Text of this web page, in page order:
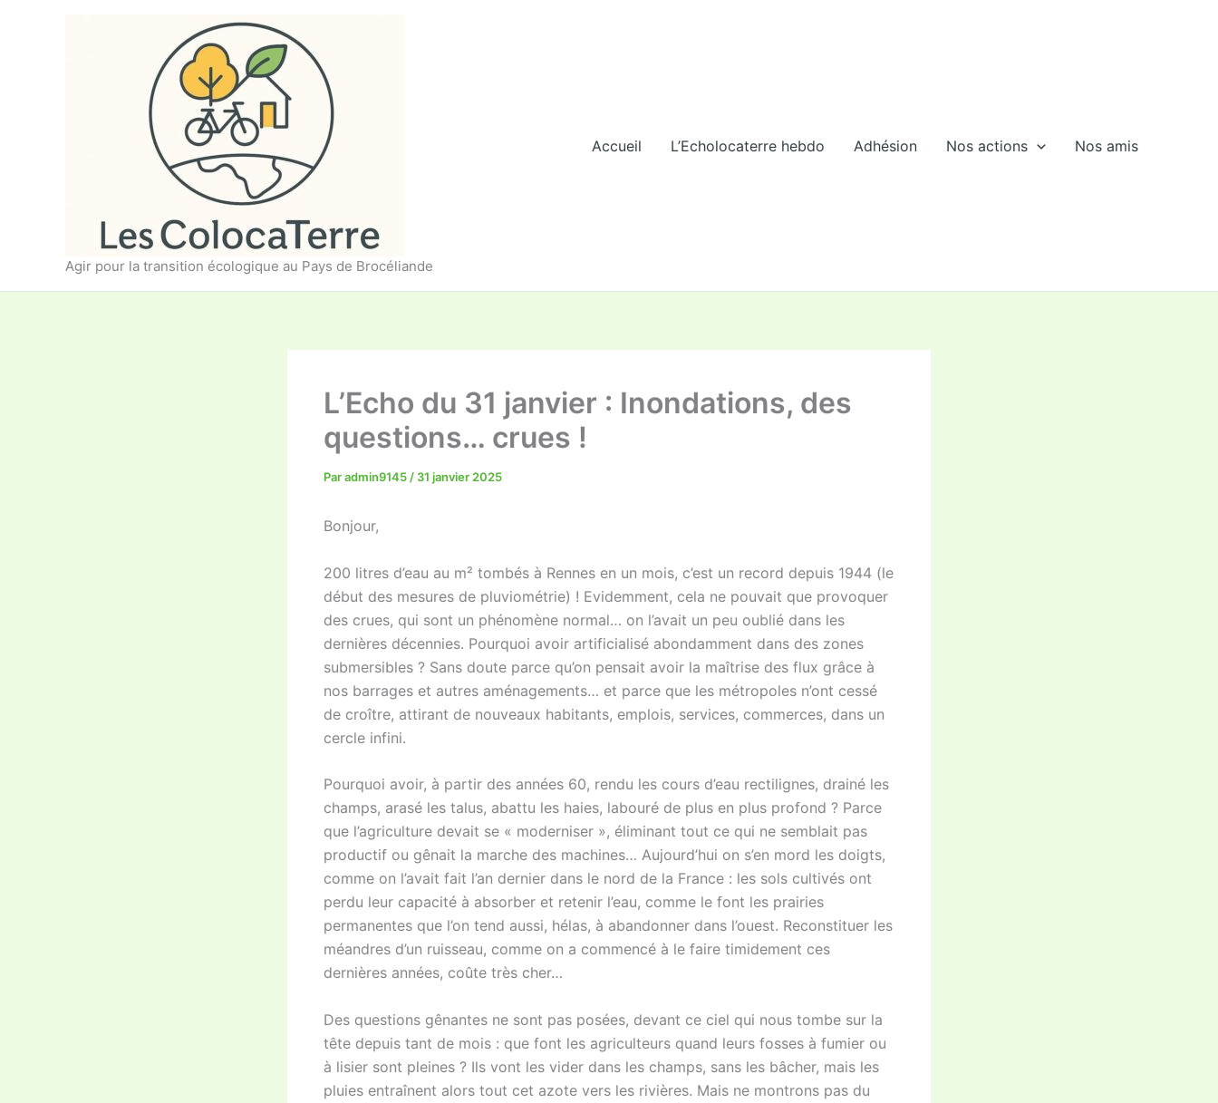
Agir pour la transition écologique au Pays de Brocéliande
Accueil L’Echolocaterre hebdo Adhésion Nos actions Nos amis
L’Echo du 31 janvier : Inondations, des
questions… crues !
Paradmin9145 / 31 janvier 2025
Bonjour,
200 litres d’eau au m² tombés à Rennes en un mois, c’est un record depuis 1944 (le
début des mesures de pluviométrie) ! Evidemment, cela ne pouvait que provoquer
des crues, qui sont un phénomène normal… on l’avait un peu oublié dans les
dernières décennies. Pourquoi avoir artificialisé abondamment dans des zones
submersibles ? Sans doute parce qu’on pensait avoir la maîtrise des flux grâce à
nos barrages et autres aménagements… et parce que les métropoles n’ont cessé
de croître, attirant de nouveaux habitants, emplois, services, commerces, dans un
cercle infini.
Pourquoi avoir, à partir des années 60, rendu les cours d’eau rectilignes, drainé les
champs, arasé les talus, abattu les haies, labouré de plus en plus profond ? Parce
que l’agriculture devait se « moderniser », éliminant tout ce qui ne semblait pas
productif ou gênait la marche des machines… Aujourd’hui on s’en mord les doigts,
comme on l’avait fait l’an dernier dans le nord de la France : les sols cultivés ont
perdu leur capacité à absorber et retenir l’eau, comme le font les prairies
permanentes que l’on tend aussi, hélas, à abandonner dans l’ouest. Reconstituer les
méandres d’un ruisseau, comme on a commencé à le faire timidement ces
dernières années, coûte très cher…
Des questions gênantes ne sont pas posées, devant ce ciel qui nous tombe sur la
tête depuis tant de mois : que font les agriculteurs quand leurs fosses à fumier ou
à lisier sont pleines ? Ils vont les vider dans les champs, sans les bâcher, mais les
pluies entraînent alors tout cet azote vers les rivières. Mais ne montrons pas du